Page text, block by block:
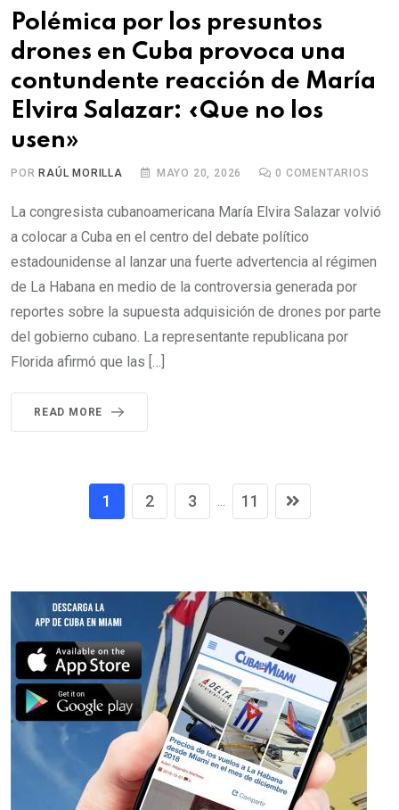
Polémica por los presuntos
drones en Cuba provoca una
contundente reacción de María
Elvira Salazar: «Que no los
usen»
POR RAÚL MORILLA MAYO 20, 2026 0 COMENTARIOS
La congresista cubanoamericana María Elvira Salazar volvió
a colocar a Cuba en el centro del debate político
estadounidense al lanzar una fuerte advertencia al régimen
de La Habana en medio de la controversia generada por
reportes sobre la supuesta adquisición de drones por parte
del gobierno cubano. La representante republicana por
Florida afirmó que las […]
READ MORE
1 2 3 ... 11